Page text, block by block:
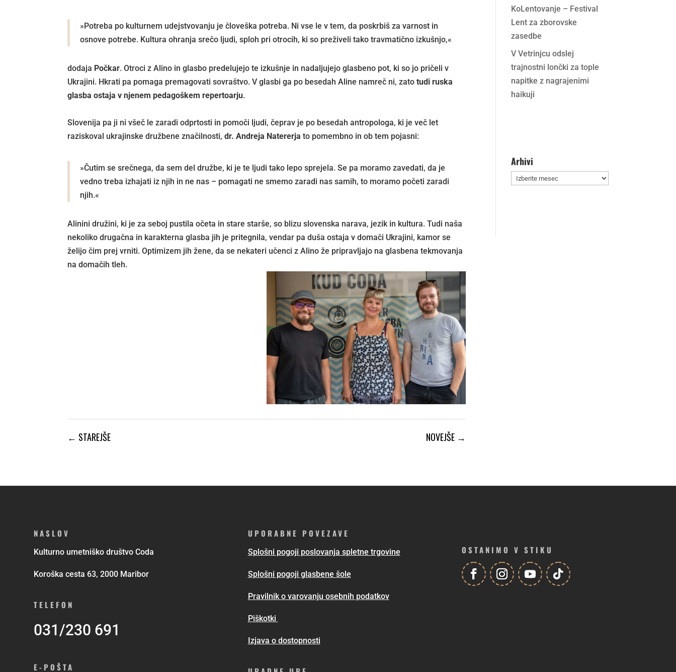
»Potreba po kulturnem udejstvovanju je človeška potreba. Ni vse le v tem, da poskrbiš za varnost in
osnove potrebe. Kultura ohranja srečo ljudi, sploh pri otrocih, ki so preživeli tako travmatično izkušnjo,«
dodaja Počkar. Otroci z Alino in glasbo predelujejo te izkušnje in nadaljujejo glasbeno pot, ki so jo pričeli v
Ukrajini. Hkrati pa pomaga premagovati sovraštvo. V glasbi ga po besedah Aline namreč ni, zatotudi ruska
glasba ostaja v njenem pedagoškem repertoarju.
Slovenija pa ji ni všeč le zaradi odprtosti in pomoči ljudi, čeprav je po besedah antropologa, ki je več let
raziskoval ukrajinske družbene značilnosti,dr. Andreja Natererjato pomembno in ob tem pojasni:
»Čutim se srečnega, da sem del družbe, ki je te ljudi tako lepo sprejela. Se pa moramo zavedati, da je
vedno treba izhajati iz njih in ne nas – pomagati ne smemo zaradi nas samih, to moramo početi zaradi
njih.«
Alinini družini, ki je za seboj pustila očeta in stare starše, so blizu slovenska narava, jezik in kultura. Tudi naša
nekoliko drugačna in karakterna glasba jih je pritegnila, vendar pa duša ostaja v domači Ukrajini, kamor se
želijo čim prej vrniti. Optimizem jih žene, da se nekateri učenci z Alino že pripravljajo na glasbena tekmovanja
na domačih tleh.
← STAREJŠE NOVEJŠE →
KoLentovanje – Festival
Lent za zborovske
zasedbe
V Vetrinjcu odslej
trajnostni lončki za tople
napitke z nagrajenimi
haikuji
Arhivi
Arhivi
NASLOV
Kulturno umetniško društvo Coda
Koroška cesta 63, 2000 Maribor
TELEFON
031/230 691
E-POŠTA
UPORABNE POVEZAVE
Splošni pogoji poslovanja spletne trgovine
Splošni pogoji glasbene šole
Pravilnik o varovanju osebnih podatkov
Piškotki
Izjava o dostopnosti
OSTANIMO V STIKU